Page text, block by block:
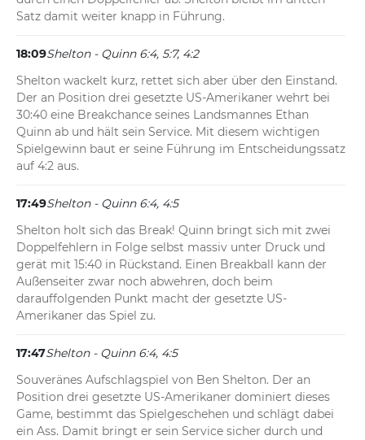
Satz damit weiter knapp in Führung.
18:09Shelton - Quinn 6:4, 5:7, 4:2
Shelton wackelt kurz, rettet sich aber über den Einstand.
Der an Position drei gesetzte US-Amerikaner wehrt bei
30:40 eine Breakchance seines Landsmannes Ethan
Quinn ab und hält sein Service. Mit diesem wichtigen
Spielgewinn baut er seine Führung im Entscheidungssatz
auf 4:2 aus.
17:49Shelton - Quinn 6:4, 4:5
Shelton holt sich das Break! Quinn bringt sich mit zwei
Doppelfehlern in Folge selbst massiv unter Druck und
gerät mit 15:40 in Rückstand. Einen Breakball kann der
Außenseiter zwar noch abwehren, doch beim
darauffolgenden Punkt macht der gesetzte US-
Amerikaner das Spiel zu.
17:47Shelton - Quinn 6:4, 4:5
Souveränes Aufschlagspiel von Ben Shelton. Der an
Position drei gesetzte US-Amerikaner dominiert dieses
Game, bestimmt das Spielgeschehen und schlägt dabei
ein Ass. Damit bringt er sein Service sicher durch und